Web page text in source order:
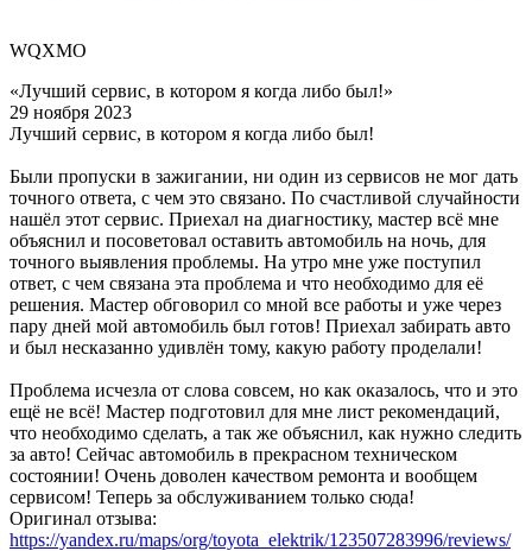
WQXMO
«Лучший сервис, в котором я когда либо был!»
29 ноября 2023
Лучший сервис, в котором я когда либо был!
Были пропуски в зажигании, ни один из сервисов не мог дать
точного ответа, с чем это связано. По счастливой случайности
нашёл этот сервис. Приехал на диагностику, мастер всё мне
объяснил и посоветовал оставить автомобиль на ночь, для
точного выявления проблемы. На утро мне уже поступил
ответ, с чем связана эта проблема и что необходимо для её
решения. Мастер обговорил со мной все работы и уже через
пару дней мой автомобиль был готов! Приехал забирать авто
и был несказанно удивлён тому, какую работу проделали!
Проблема исчезла от слова совсем, но как оказалось, что и это
ещё не всё! Мастер подготовил для мне лист рекомендаций,
что необходимо сделать, а так же объяснил, как нужно следить
за авто! Сейчас автомобиль в прекрасном техническом
состоянии! Очень доволен качеством ремонта и вообщем
сервисом! Теперь за обслуживанием только сюда!
Оригинал отзыва:
https://yandex.ru/maps/org/toyota_elektrik/123507283996/reviews/